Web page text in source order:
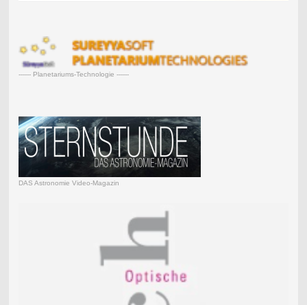
------ Planetariums-Technologie ------
DAS Astronomie Video-Magazin